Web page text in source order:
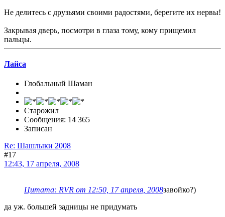
Не делитесь с друзьями своими радостями, берегите их нервы!
Закрывая дверь, посмотри в глаза тому, кому прищемил
пальцы.
Лайса
Глобальный Шаман
Старожил
Сообщения: 14 365
Записан
Re: Шашлыки 2008
#17
12:43, 17 апреля, 2008
Цитата: RVR от 12:50, 17 апреля, 2008завойко?)
да уж. большей задницы не придумать